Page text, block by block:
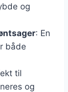
og
: En
både
til
og